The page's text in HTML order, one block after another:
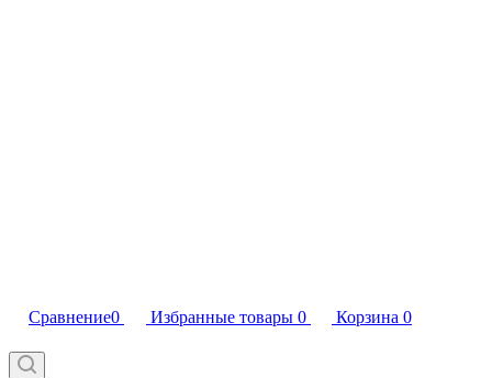
Сравнение0 Избранные товары 0 Корзина 0